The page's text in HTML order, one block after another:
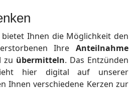
bietet Ihnen die Möglichkeit den
Ihre Anteilnahme
zu übermitteln. Das Entzünden
hier digital auf unserer
Ihnen verschiedene Kerzen zur